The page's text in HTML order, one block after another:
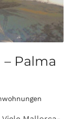
Palma